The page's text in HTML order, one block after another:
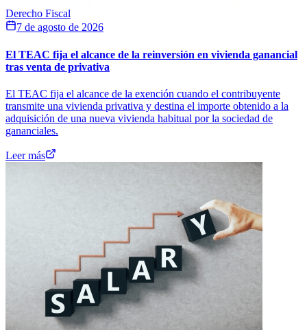
Derecho Fiscal
7 de agosto de 2026
El TEAC fija el alcance de la reinversión en vivienda ganancial
tras venta de privativa
El TEAC fija el alcance de la exención cuando el contribuyente
transmite una vivienda privativa y destina el importe obtenido a la
adquisición de una nueva vivienda habitual por la sociedad de
gananciales.
Leer más